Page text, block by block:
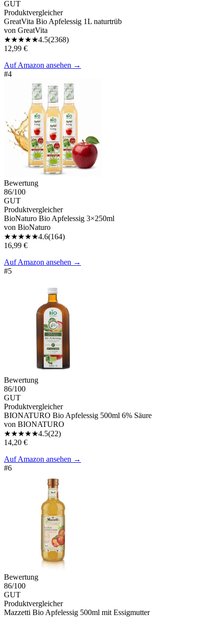
GUT
Produktvergleicher
GreatVita Bio Apfelessig 1L naturtrüb
von GreatVita
★★★★★4.5(2368)
12,99 €
Auf Amazon ansehen →
#4
Bewertung
86/100
GUT
Produktvergleicher
BioNaturo Bio Apfelessig 3×250ml
von BioNaturo
★★★★★4.6(164)
16,99 €
Auf Amazon ansehen →
#5
Bewertung
86/100
GUT
Produktvergleicher
BIONATURO Bio Apfelessig 500ml 6% Säure
von BIONATURO
★★★★★4.5(22)
14,20 €
Auf Amazon ansehen →
#6
Bewertung
86/100
GUT
Produktvergleicher
Mazzetti Bio Apfelessig 500ml mit Essigmutter